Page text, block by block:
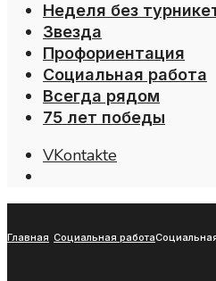
Неделя без
Звезда
Профориентация
Социальная работа
Всегда рядом
75 лет победы
VKontakte
Главная Социальная работа